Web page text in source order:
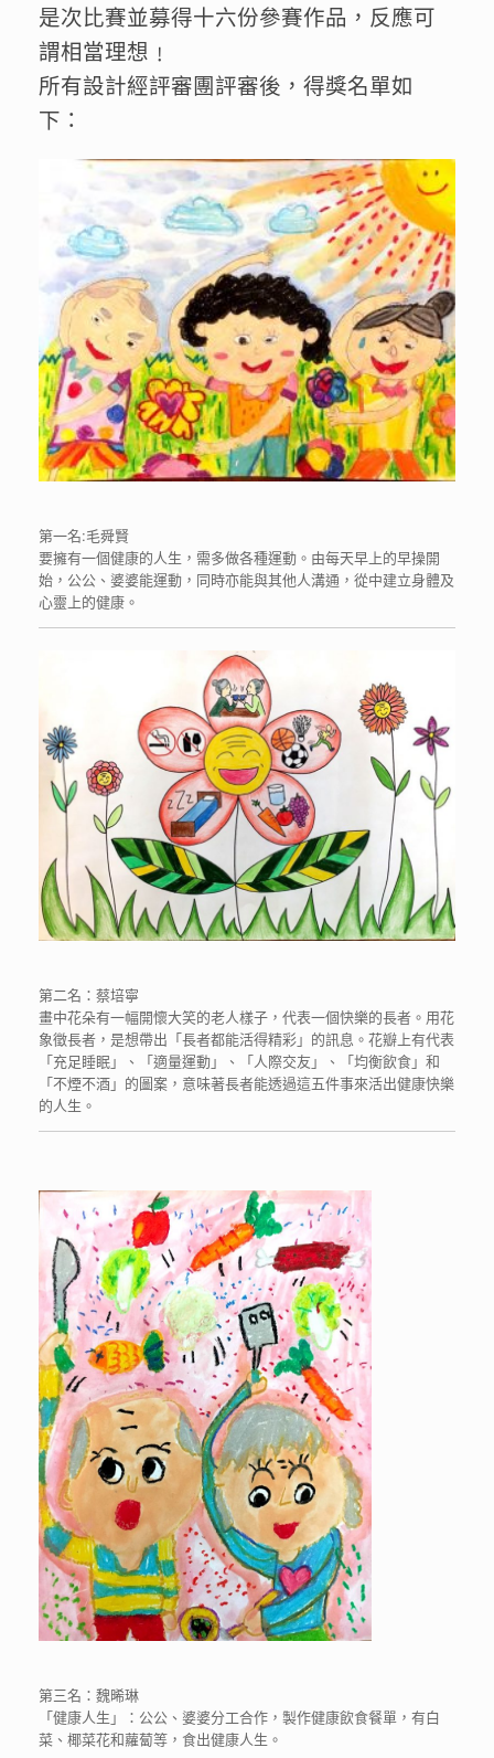
是次比賽並募得十六份參賽作品，反應可
謂相當理想﹗
所有設計經評審團評審後，得獎名單如
下：
第一名:毛舜賢
要擁有一個健康的人生，需多做各種運動。由每天早上的早操開
始，公公、婆婆能運動，同時亦能與其他人溝通，從中建立身體及
心靈上的健康。
第二名：蔡培寧
畫中花朵有一幅開懷大笑的老人樣子，代表一個快樂的長者。用花
象徵長者，是想帶出「長者都能活得精彩」的訊息。花瓣上有代表
「充足睡眠」、「適量運動」、「人際交友」、「均衡飲食」和
「不煙不酒」的圖案，意味著長者能透過這五件事來活出健康快樂
的人生。
第三名：魏晞琳
「健康人生」：公公、婆婆分工合作，製作健康飲食餐單，有白
菜、椰菜花和蘿蔔等，食出健康人生。